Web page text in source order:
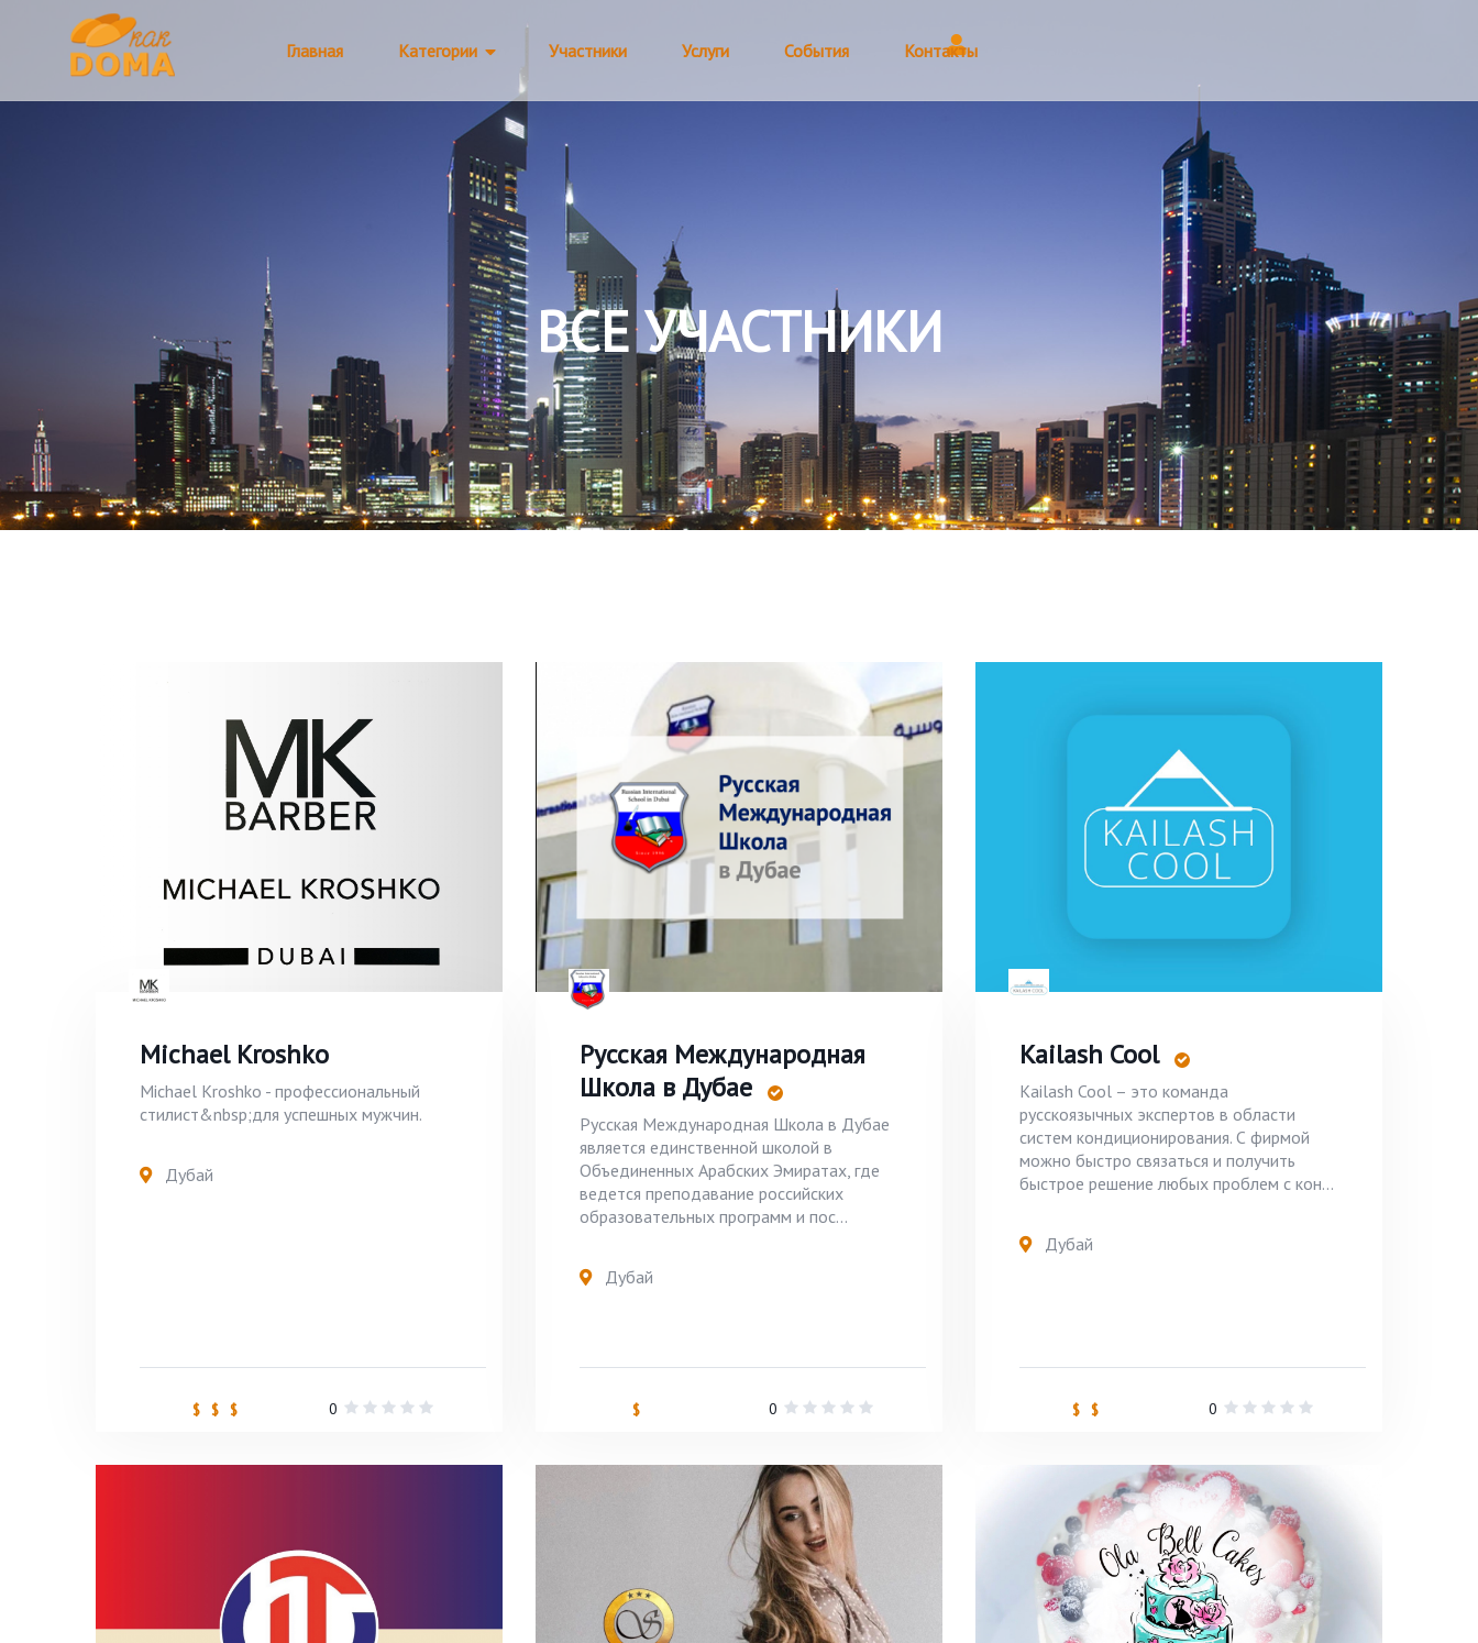
Главная Категории Участники Услуги События Контакты
ВСЕ УЧАСТНИКИ
Michael Kroshko
Michael Kroshko - профессиональный
стилист&nbsp;для успешных мужчин.
Дубай
$ $ $ 0
Русская Международная
Школа в Дубае
Русская Международная Школа в Дубае
является единственной школой в
Объединенных Арабских Эмиратах, где
ведется преподавание российских
образовательных программ и пос...
Дубай
$ 0
Kailash Cool
Kailash Cool – это команда
русскоязычных экспертов в области
систем кондиционирования. С фирмой
можно быстро связаться и получить
быстрое решение любых проблем с кон...
Дубай
$ $ 0